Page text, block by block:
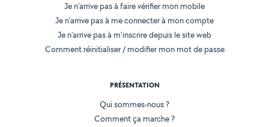
Je n'arrive pas à faire vérifier mon mobile
Je n'arrive pas à me connecter à mon compte
Je n'arrive pas à m'inscrire depuis le site web
Comment réinitialiser / modifier mon mot de passe
PRÉSENTATION
Qui sommes-nous ?
Comment ça marche ?